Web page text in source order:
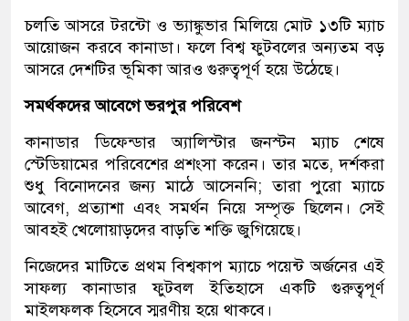
চলতি আসরে টরন্টো ও ভ্যাঙ্কুভার মিলিয়ে মোট ১৩টি ম্যাচ
আয়োজন করবে কানাডা। ফলে বিশ্ব ফুটবলের অন্যতম বড়
আসরে দেশটির ভূমিকা আরও গুরুত্বপূর্ণ হয়ে উঠেছে।
সমর্থকদের আবেগে ভরপুর পরিবেশ
কানাডার ডিফেন্ডার অ্যালিস্টার জনস্টন ম্যাচ শেষে
স্টেডিয়ামের পরিবেশের প্রশংসা করেন। তার মতে, দর্শকরা
শুধু বিনোদনের জন্য মাঠে আসেননি; তারা পুরো ম্যাচে
আবেগ, প্রত্যাশা এবং সমর্থন নিয়ে সম্পৃক্ত ছিলেন। সেই
আবহই খেলোয়াড়দের বাড়তি শক্তি জুগিয়েছে।
নিজেদের মাটিতে প্রথম বিশ্বকাপ ম্যাচে পয়েন্ট অর্জনের এই
সাফল্য কানাডার ফুটবল ইতিহাসে একটি গুরুত্বপূর্ণ
মাইলফলক হিসেবে স্মরণীয় হয়ে থাকবে।